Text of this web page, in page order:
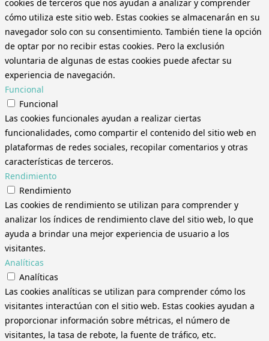
cookies de terceros que nos ayudan a analizar y comprender
cómo utiliza este sitio web. Estas cookies se almacenarán en su
navegador solo con su consentimiento. También tiene la opción
de optar por no recibir estas cookies. Pero la exclusión
voluntaria de algunas de estas cookies puede afectar su
experiencia de navegación.
Funcional
Funcional
Las cookies funcionales ayudan a realizar ciertas
funcionalidades, como compartir el contenido del sitio web en
plataformas de redes sociales, recopilar comentarios y otras
características de terceros.
Rendimiento
Rendimiento
Las cookies de rendimiento se utilizan para comprender y
analizar los índices de rendimiento clave del sitio web, lo que
ayuda a brindar una mejor experiencia de usuario a los
visitantes.
Analíticas
Analíticas
Las cookies analíticas se utilizan para comprender cómo los
visitantes interactúan con el sitio web. Estas cookies ayudan a
proporcionar información sobre métricas, el número de
visitantes, la tasa de rebote, la fuente de tráfico, etc.